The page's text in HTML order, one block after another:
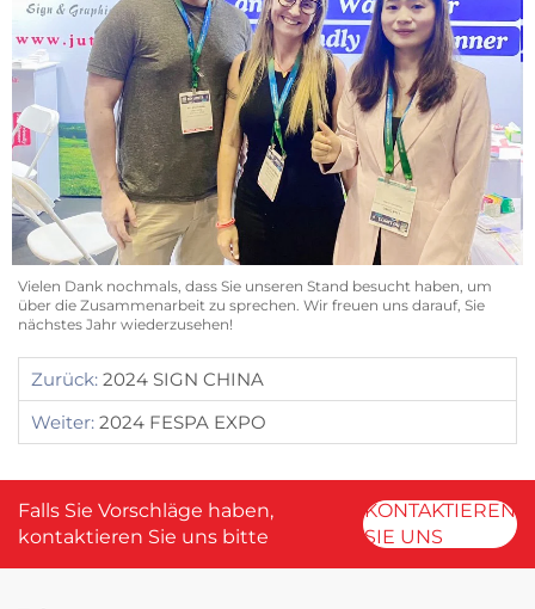
Vielen Dank nochmals, dass Sie unseren Stand besucht haben, um
über die Zusammenarbeit zu sprechen. Wir freuen uns darauf, Sie
nächstes Jahr wiederzusehen!
Zurück: 2024 SIGN CHINA
Weiter: 2024 FESPA EXPO
Falls Sie Vorschläge haben,
kontaktieren Sie uns bitte
KONTAKTIEREN
SIE UNS